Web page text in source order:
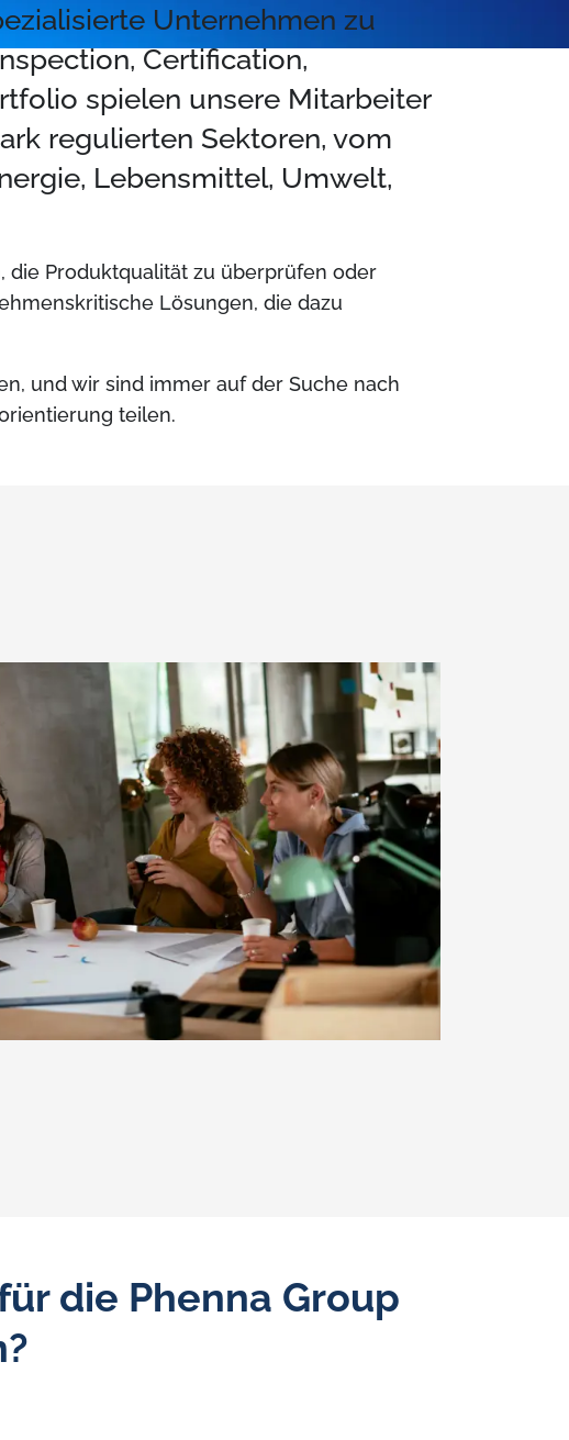
Unternehmen zu
Certification,
spielen unsere Mitarbeiter
regulierten Sektoren, vom
Lebensmittel, Umwelt,
die Produktqualität zu überprüfen oder
Lösungen, die dazu
und wir sind immer auf der Suche nach
teilen.
die Phenna Group